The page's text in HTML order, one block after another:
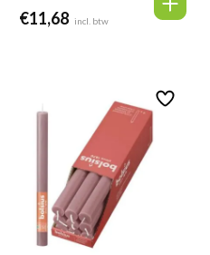
€11,68 incl. btw